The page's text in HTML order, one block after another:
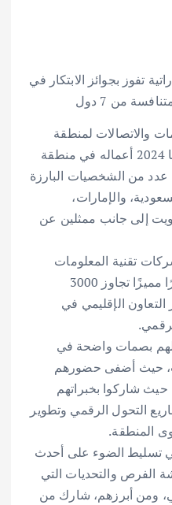
تفوز بجوائز الابتكار في
والاتصالات لمنطقة
الشرق الأوسط وشمال إفريقيا 2024 أعماله في منطقة
عدد من الشخصيات البارزة
والإمارات،
إلى جانب ممثلين عن
تقنية المعلومات
والاتصالات “إنتاج”، شهد حضورًا مميزًا تجاوز 3000
الإقليمي في
لهم بصمات واضحة في
حيث أضفى حضورهم
حيث شاركوا بخبراتهم
التحول الرقمي وتطوير
المنطقة.
تسليط الضوء على أحدث
الفرص والتحديات التي
ومن أبرزهم، شارك من